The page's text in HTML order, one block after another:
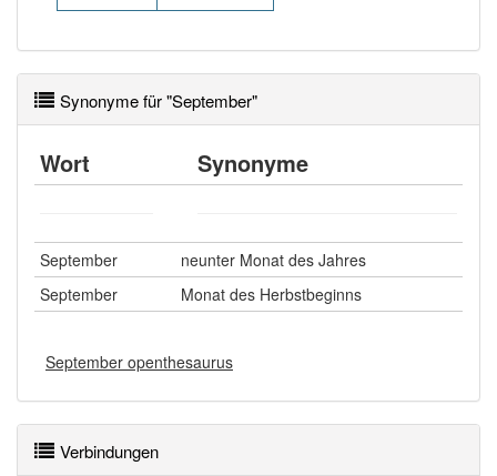
Synonyme für "September"
Wort Synonyme
September
neunter Monat des Jahres
September
Monat des Herbstbeginns
September openthesaurus
Verbindungen